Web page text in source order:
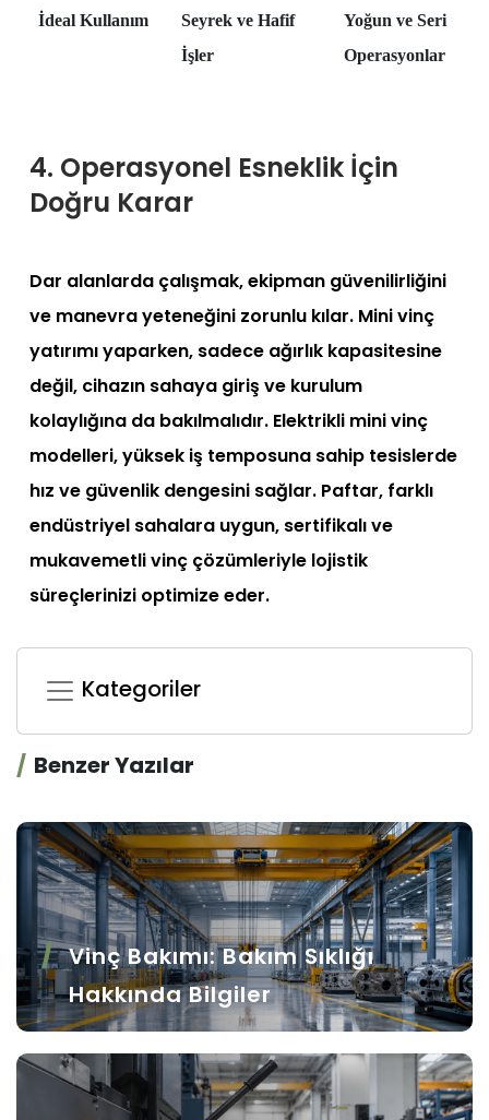
İdeal Kullanım
Seyrek ve Hafif
İşler
Yoğun ve Seri
Operasyonlar
4. Operasyonel Esneklik İçin
Doğru Karar
Dar alanlarda çalışmak, ekipman güvenilirliğini
ve manevra yeteneğini zorunlu kılar. Mini vinç
yatırımı yaparken, sadece ağırlık kapasitesine
değil, cihazın sahaya giriş ve kurulum
kolaylığına da bakılmalıdır. Elektrikli mini vinç
modelleri, yüksek iş temposuna sahip tesislerde
hız ve güvenlik dengesini sağlar. Paftar, farklı
endüstriyel sahalara uygun, sertifikalı ve
mukavemetli vinç çözümleriyle lojistik
süreçlerinizi optimize eder.
Kategoriler
Benzer Yazılar
Vinç Bakımı: Bakım Sıklığı
Hakkında Bilgiler